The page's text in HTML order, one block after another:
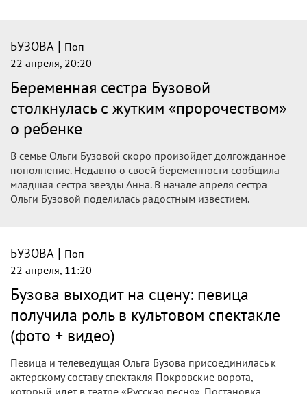
БУЗОВА | Поп
22 апреля, 20:20
Беременная сестра Бузовой
столкнулась с жутким «пророчеством»
о ребенке
В семье Ольги Бузовой скоро произойдет долгожданное
пополнение. Недавно о своей беременности сообщила
младшая сестра звезды Анна. В начале апреля сестра
Ольги Бузовой поделилась радостным известием.
БУЗОВА | Поп
22 апреля, 11:20
Бузова выходит на сцену: певица
получила роль в культовом спектакле
(фото + видео)
Певица и телеведущая Ольга Бузова присоединилась к
актерскому составу спектакля Покровские ворота,
который идет в театре «Русская песня». Постановка